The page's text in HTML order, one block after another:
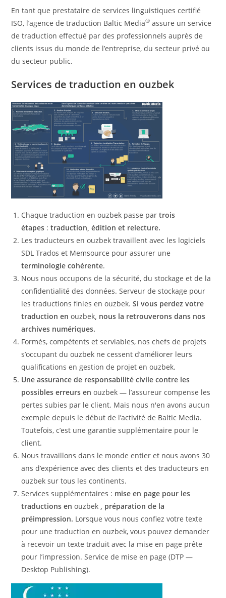
En tant que prestataire de services linguistiques certifié
ISO, l’agence de traduction Baltic Media® assure un service
de traduction effectué par des professionnels auprès de
clients issus du monde de l’entreprise, du secteur privé ou
du secteur public.
Services de traduction en ouzbek
Chaque traduction en ouzbek passe partrois
étapes :traduction, édition et relecture.
Les traducteurs en ouzbek travaillent avec les logiciels
SDL Trados et Memsource pour assurer une
terminologie cohérente.
Nous nous occupons de la sécurité, du stockage et de la
confidentialité des données. Serveur de stockage pour
les traductions finies en ouzbek.Si vous perdez votre
traduction enouzbek , nous la retrouverons dans nos
archives numériques.
Formés, compétents et serviables, nos chefs de projets
s’occupant du ouzbek ne cessent d’améliorer leurs
qualifications en gestion de projet en ouzbek.
Une assurance de responsabilité civile contre les
possibles erreurs enouzbek— l’assureur compense les
pertes subies par le client. Mais nous n'en avons aucun
exemple depuis le début de l’activité de Baltic Media.
Toutefois, c’est une garantie supplémentaire pour le
client.
Nous travaillons dans le monde entier et nous avons 30
ans d’expérience avec des clients et des traducteurs en
ouzbek sur tous les continents.
Services supplémentaires : mise en page pour les
traductions enouzbek
, préparation de la
préimpression. Lorsque vous nous confiez votre texte
pour une traduction en ouzbek, vous pouvez demander
à recevoir un texte traduit avec la mise en page prête
pour l’impression. Service de mise en page (DTP —
Desktop Publishing).